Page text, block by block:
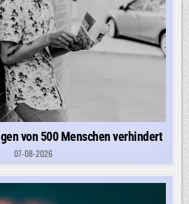
von 500 Menschen verhindert
07-08-2026